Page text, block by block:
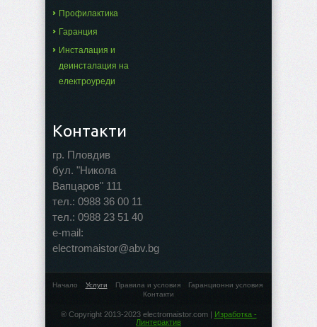
Профилактика
Гаранция
Инсталация и
деинсталация на
електроуреди
Контакти
гр. Пловдив
бул. "Никола
Вапцаров" 111
тел.: 0988 36 00 11
тел.: 0988 23 51 40
е-mail:
electromaistor@abv.bg
Начало Услуги Правила и условия
Гаранционни условия
Контакти
® Copyright 2013-2023 electromaistor.com | Изработка -
Линтерактив